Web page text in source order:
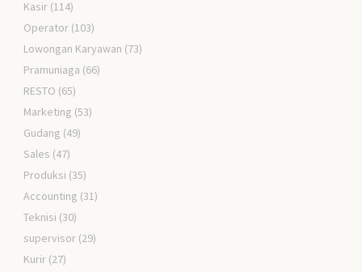
Kasir (114)
Operator (103)
Lowongan Karyawan (73)
Pramuniaga (66)
RESTO (65)
Marketing (53)
Gudang (49)
Sales (47)
Produksi (35)
Accounting (31)
Teknisi (30)
supervisor (29)
Kurir (27)